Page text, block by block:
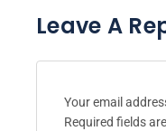
Leave A
Your email
Required fields